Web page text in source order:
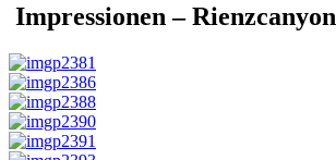
Impressionen – Rienzcanyon